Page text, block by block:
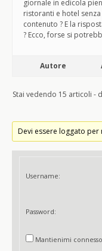
giornale in edicola
ristoranti e hotel
contenuto ? E la
? Ecco, forse si
Autore
Stai vedendo 15 articoli -
Devi essere loggato
Username:
Password:
Mantienimi connesso